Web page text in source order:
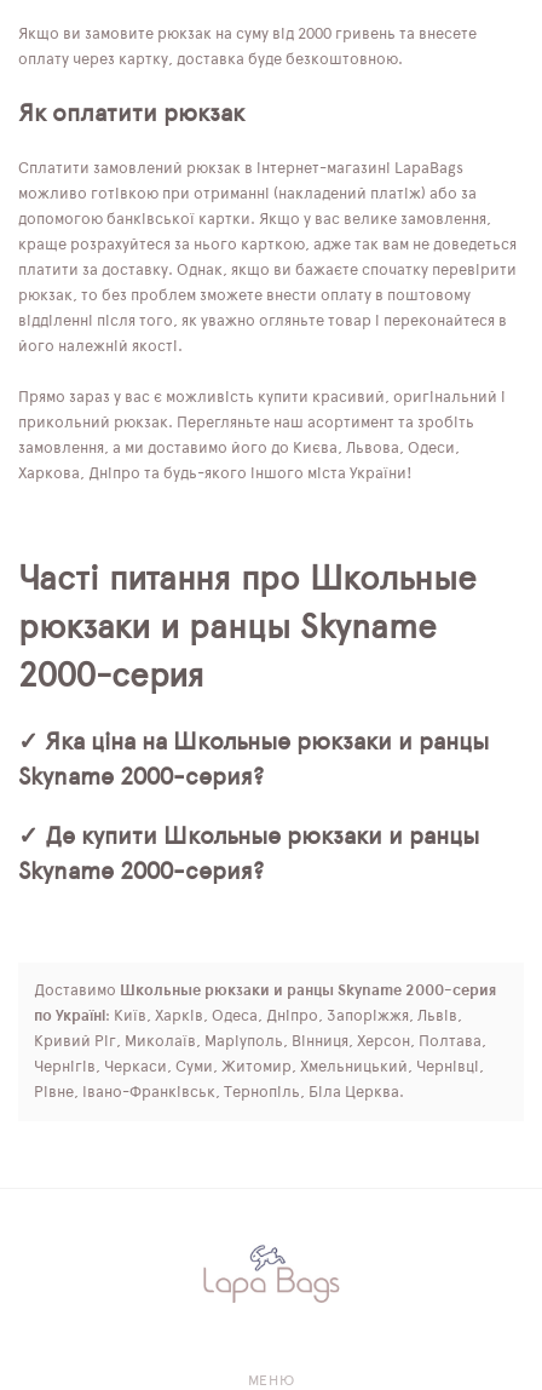
Якщо ви замовите рюкзак на суму від 2000 гривень та внесете
оплату через картку, доставка буде безкоштовною.
Як оплатити рюкзак
Сплатити замовлений рюкзак в інтернет-магазині LapaBags
можливо готівкою при отриманні (накладений платіж) або за
допомогою банківської картки. Якщо у вас велике замовлення,
краще розрахуйтеся за нього карткою, адже так вам не доведеться
платити за доставку. Однак, якщо ви бажаєте спочатку перевірити
рюкзак, то без проблем зможете внести оплату в поштовому
відділенні після того, як уважно огляньте товар і переконайтеся в
його належній якості.
Прямо зараз у вас є можливість купити красивий, оригінальний і
прикольний рюкзак. Перегляньте наш асортимент та зробіть
замовлення, а ми доставимо його до Києва, Львова, Одеси,
Харкова, Дніпро та будь-якого іншого міста України!
Часті питання про Школьные
рюкзаки и ранцы Skyname
2000-серия
✓ Яка ціна на Школьные рюкзаки и ранцы
Skyname 2000-серия?
✓ Де купити Школьные рюкзаки и ранцы
Skyname 2000-серия?
Доставимо
Школьные рюкзаки и ранцы Skyname 2000-серия
по Україні : Київ, Харків, Одеса, Дніпро, Запоріжжя, Львів,
Кривий Ріг, Миколаїв, Маріуполь, Вінниця, Херсон, Полтава,
Чернігів, Черкаси, Суми, Житомир, Хмельницький, Чернівці,
Рівне, Івано-Франківськ, Тернопіль, Біла Церква.
МЕНЮ